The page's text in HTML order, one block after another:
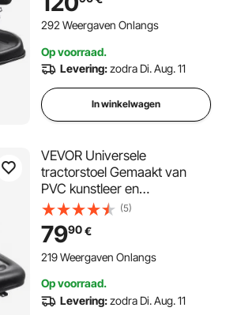
rugleuning en
microveiligheidsschakelaar
armleuningen en
veiligheidsgordel
292 Weergaven Onlangs
Op voorraad.
Levering:zodra Di. Aug. 11
In winkelwagen
VEVOR Universele
tractorstoel Gemaakt van
PVC kunstleer en
polyurethaanschuim
Tractorstoel met afvoergaten
en
microveiligheidsschakelaar
160-340 mm sleuf
(5)
7990€
219 Weergaven Onlangs
Op voorraad.
Levering:zodra Di. Aug. 11